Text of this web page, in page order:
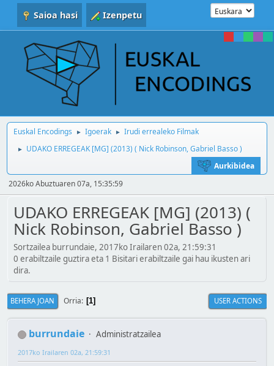
Saioa hasi Izenpetu
Euskal Encodings ► Igoerak ► Irudi errealeko Filmak
►
UDAKO ERREGEAK [MG] (2013) ( Nick Robinson, Gabriel Basso )
Aurkibidea
2026ko Abuztuaren 07a, 15:35:59
UDAKO ERREGEAK [MG] (2013) (
Nick Robinson, Gabriel Basso )
Sortzailea burrundaie, 2017ko Irailaren 02a, 21:59:31
0 erabiltzaile guztira eta 1 Bisitari erabiltzaile gai hau ikusten ari
dira.
BEHERA JOAN Orria 1 USER ACTIONS
burrundaie Administratzailea
2017ko Irailaren 02a, 21:59:31